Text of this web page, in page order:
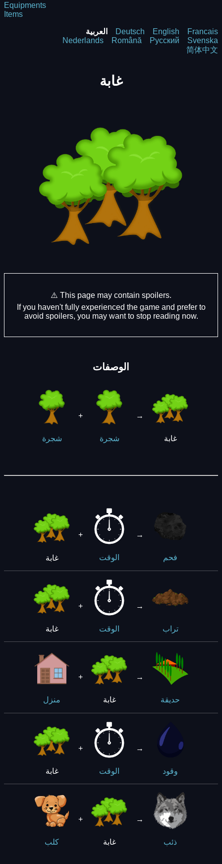
Equipments
Items
العربية Deutsch English
Francais
Nederlands
Română Русский
Svenska
简体中文
غابة
⚠️ This page may contain spoilers.
If you haven't fully experienced the game and prefer to
avoid spoilers, you may want to stop reading now.
الوصفات
شجرة
+
شجرة
→
غابة
غابة
+
الوقت
→
فحم
غابة
+
الوقت
→
تراب
منزل
+
غابة
→
حديقة
غابة
+
الوقت
→
وقود
كلب
+
غابة
→
ذئب